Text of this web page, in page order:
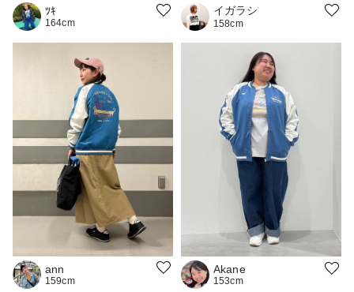
ﾂｷ
164cm
イガラシ
158cm
ann
159cm
Akane
153cm